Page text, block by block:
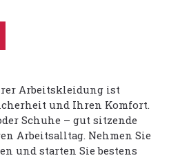
Arbeitskleidung ist
und Ihren Komfort.
Schuhe – gut sitzende
Arbeitsalltag. Nehmen Sie
und starten Sie bestens